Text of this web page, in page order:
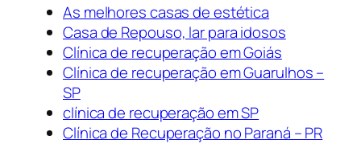
As melhores casas de estética
Casa de Repouso, lar para idosos
Clínica de recuperação em Goiás
Clínica de recuperação em Guarulhos –
SP
clínica de recuperação em SP
Clínica de Recuperação no Paraná – PR